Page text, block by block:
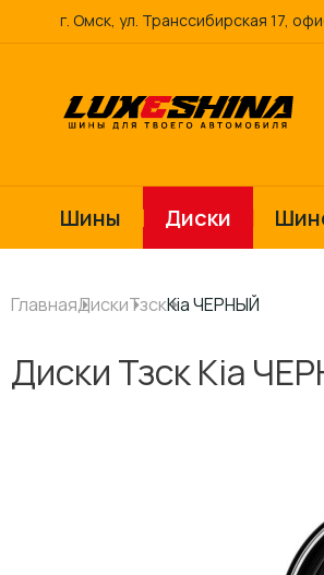
г. Омск, ул. Транссибирская 17,
Шины Диски
ГлавнаяДискиТзскKia ЧЕРНЫЙ
Диски Тзск Kia